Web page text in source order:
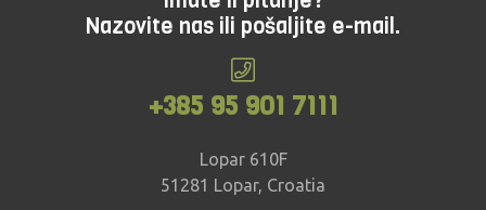
Nazovite nas ili pošaljite e-mail.
+385 95 901 7111
Lopar 610F
51281 Lopar, Croatia